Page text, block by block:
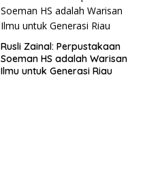
Rusli Zainal: Perpustakaan
Soeman HS adalah Warisan
Ilmu untuk Generasi Riau